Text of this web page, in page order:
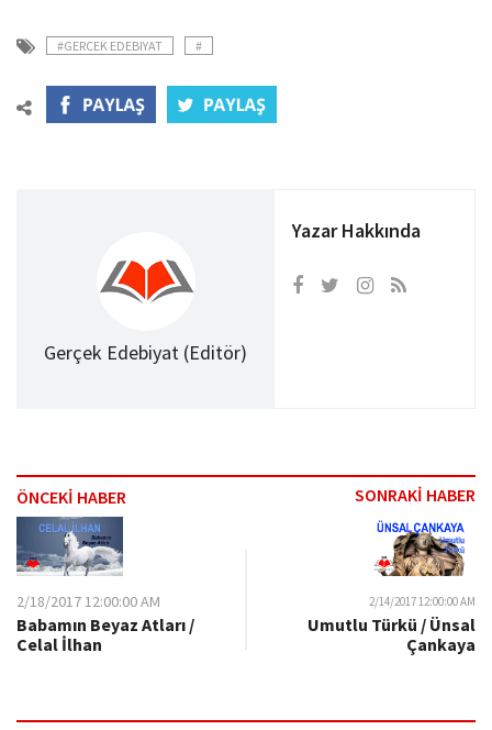
#GERCEK EDEBIYAT #
Gerçek Edebiyat (Editör)
Yazar Hakkında
ÖNCEKİ HABER SONRAKİ HABER
2/18/2017 12:00:00 AM
Babamın Beyaz Atları /
Celal İlhan
2/14/2017 12:00:00 AM
Umutlu Türkü / Ünsal
Çankaya